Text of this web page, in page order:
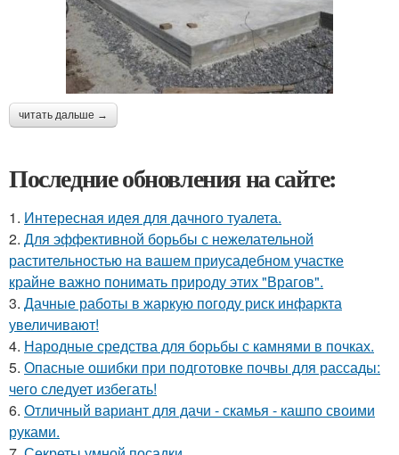
читать дальше →
Последние обновления на сайте:
1. Интересная идея для дачного туалета.
2. Для эффективной борьбы с нежелательной
растительностью на вашем приусадебном участке
крайне важно понимать природу этих "Врагов".
3. Дачные работы в жаркую погоду риск инфаркта
увеличивают!
4. Народные средства для борьбы с камнями в почках.
5. Опасные ошибки при подготовке почвы для рассады:
чего следует избегать!
6. Отличный вариант для дачи - скамья - кашпо своими
руками.